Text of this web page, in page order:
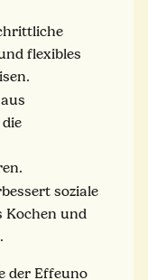
flexibles
soziale
Kochen und
der Effeuno